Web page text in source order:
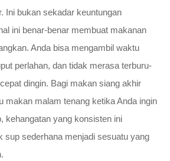
Ini bukan sekadar keuntungan
ini benar-benar membuat makanan
Anda bisa mengambil waktu
perlahan, dan tidak merasa terburu-
dingin. Bagi makan siang akhir
makan malam tenang ketika Anda ingin
kehangatan yang konsisten ini
sup sederhana menjadi sesuatu yang